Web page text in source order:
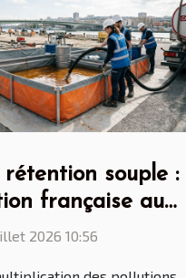
rétention souple :
française au
enjeux mondiaux
2026 10:56